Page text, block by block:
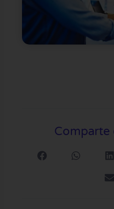
Comparte